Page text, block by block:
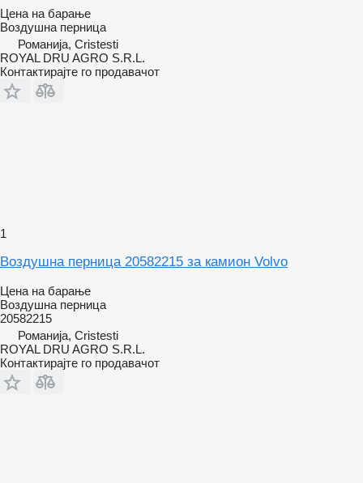
Цена на барање
Воздушна перница
Романија, Cristesti
ROYAL DRU AGRO S.R.L.
Контактирајте го продавачот
1
Воздушна перница 20582215 за камион Volvo
Цена на барање
Воздушна перница
20582215
Романија, Cristesti
ROYAL DRU AGRO S.R.L.
Контактирајте го продавачот